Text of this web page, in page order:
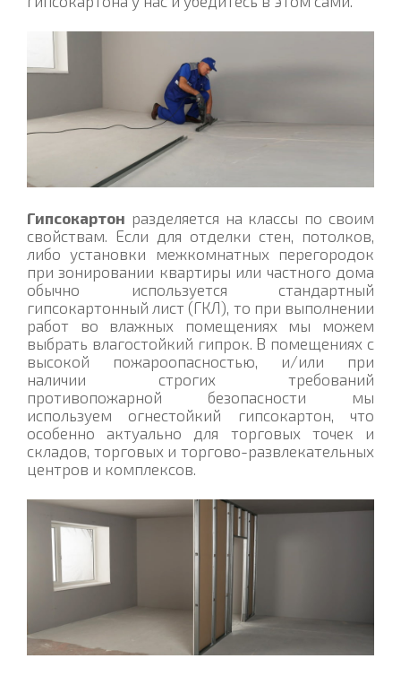
Гипсокартон разделяется на классы по своим
свойствам. Если для отделки стен, потолков,
либо установки межкомнатных перегородок
при зонировании квартиры или частного дома
обычно используется стандартный
гипсокартонный лист (ГКЛ), то при выполнении
работ во влажных помещениях мы можем
выбрать влагостойкий гипрок. В помещениях с
высокой пожароопасностью, и/или при
наличии строгих требований
противопожарной безопасности мы
используем огнестойкий гипсокартон, что
особенно актуально для торговых точек и
складов, торговых и торгово-развлекательных
центров и комплексов.